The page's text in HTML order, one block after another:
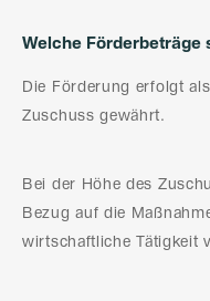
Welche Förderbeträge
Die Förderung erfolgt
Zuschuss gewährt.
Bei der Höhe des
Bezug auf die
wirtschaftliche Tätigkeit